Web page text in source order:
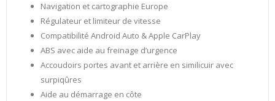
Navigation et cartographie Europe
Régulateur et limiteur de vitesse
Compatibilité Android Auto & Apple CarPlay
ABS avec aide au freinage d’urgence
Accoudoirs portes avant et arrière en similicuir avec
surpiqûres
Aide au démarrage en côte